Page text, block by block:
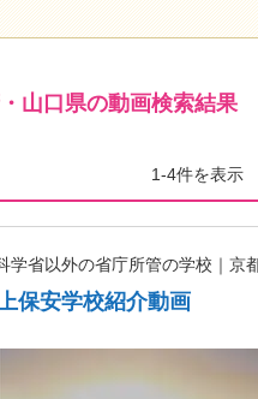
山口県の動画検索結果
1-4件を表示
学省以外の省庁所管の学校｜京
保安学校紹介動画